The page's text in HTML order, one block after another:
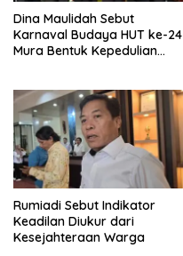
Dina Maulidah Sebut
Karnaval Budaya HUT ke-24
Mura Bentuk Kepedulian
Rumiadi Sebut Indikator
Keadilan Diukur dari
Kesejahteraan Warga